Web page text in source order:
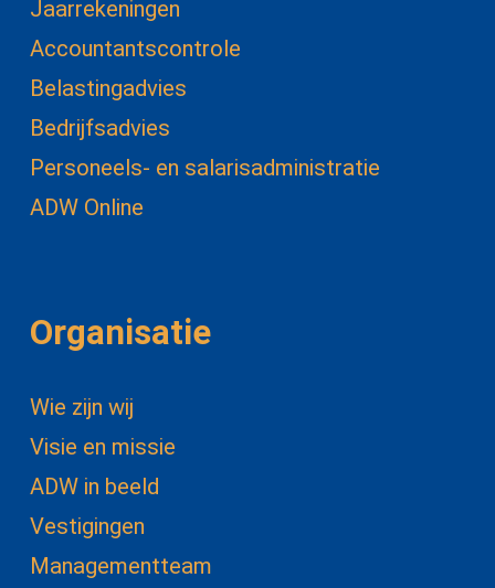
Jaarrekeningen
Accountantscontrole
Belastingadvies
Bedrijfsadvies
Personeels- en salarisadministratie
ADW Online
Organisatie
Wie zijn wij
Visie en missie
ADW in beeld
Vestigingen
Managementteam